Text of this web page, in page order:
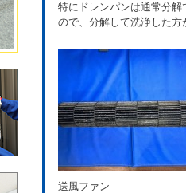
特にドレンパンは通常分
ので、分解して洗浄した方
送風ファン